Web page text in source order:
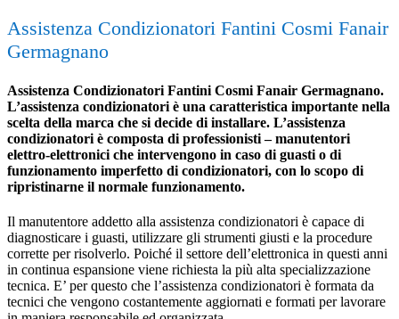
Assistenza Condizionatori Fantini Cosmi Fanair
Germagnano
Assistenza Condizionatori Fantini Cosmi Fanair Germagnano.
L’assistenza condizionatori è una caratteristica importante nella
scelta della marca che si decide di installare. L’assistenza
condizionatori è composta di professionisti – manutentori
elettro-elettronici che intervengono in caso di guasti o di
funzionamento imperfetto di condizionatori, con lo scopo di
ripristinarne il normale funzionamento.
Il manutentore addetto alla assistenza condizionatori è capace di
diagnosticare i guasti, utilizzare gli strumenti giusti e la procedure
corrette per risolverlo. Poiché il settore dell’elettronica in questi anni
in continua espansione viene richiesta la più alta specializzazione
tecnica. E’ per questo che l’assistenza condizionatori è formata da
tecnici che vengono costantemente aggiornati e formati per lavorare